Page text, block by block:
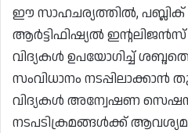
ഈ സാഹചര്യത്തിൽ,
ആർട്ടിഫിഷ്യൽ
വിദ്യകൾ ഉപയോഗിച്ച്
സംവിധാനം
വിദ്യകൾ അന്വേഷണ
നടപടിക്രമങ്ങൾക്ക്